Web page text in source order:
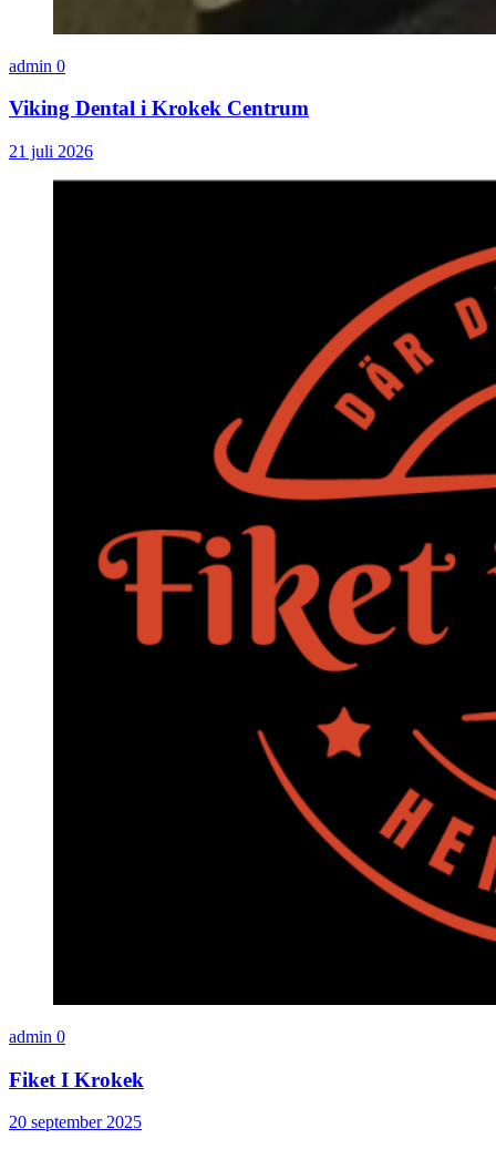
admin 0
Viking Dental i Krokek Centrum
21 juli 2026
admin 0
Fiket I Krokek
20 september 2025